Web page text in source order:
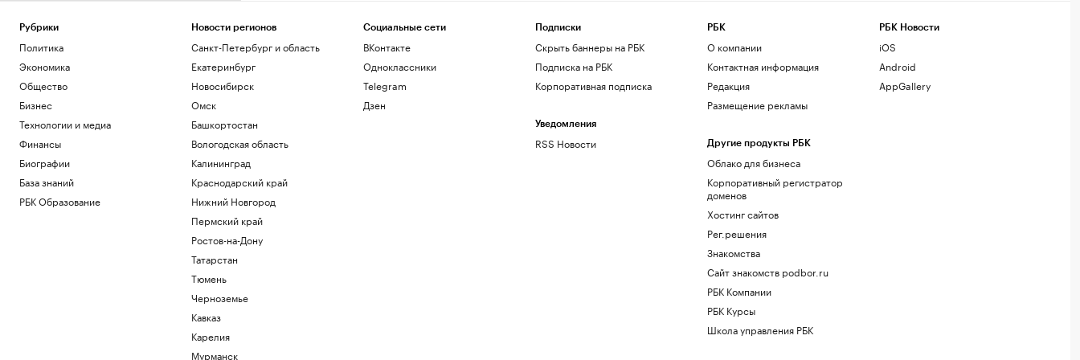
Рубрики
Политика
Экономика
Общество
Бизнес
Технологии и медиа
Финансы
Биографии
База знаний
РБК Образование
Новости регионов
Санкт-Петербург и область
Екатеринбург
Новосибирск
Омск
Башкортостан
Вологодская область
Калининград
Краснодарский край
Нижний Новгород
Пермский край
Ростов-на-Дону
Татарстан
Тюмень
Черноземье
Кавказ
Карелия
Мурманск
Социальные сети
ВКонтакте
Одноклассники
Telegram
Дзен
Подписки
Скрыть баннеры на РБК
Подписка на РБК
Корпоративная подписка
Уведомления
RSS Новости
РБК
О компании
Контактная информация
Редакция
Размещение рекламы
Другие продукты РБК
Облако для бизнеса
Корпоративный регистратор
доменов
Хостинг сайтов
Рег.решения
Знакомства
Сайт знакомств podbor.ru
РБК Компании
РБК Курсы
Школа управления РБК
РБК Новости
iOS
Android
AppGallery